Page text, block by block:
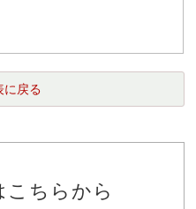
に戻る
こちらから